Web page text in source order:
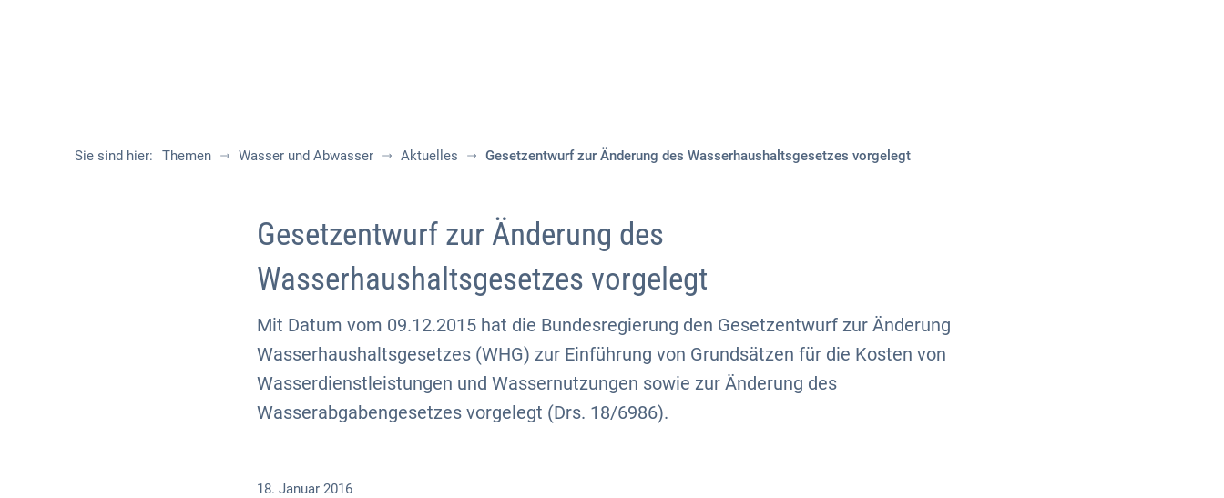
Sie sind hier: Themen Wasser und Abwasser Aktuelles Gesetzentwurf zur Änderung des Wasserhaushaltsgesetzes vorgelegt
Gesetzentwurf zur Änderung des
Wasserhaushaltsgesetzes vorgelegt
Mit Datum vom 09.12.2015 hat die Bundesregierung den Gesetzentwurf zur Änderung
Wasserhaushaltsgesetzes (WHG) zur Einführung von Grundsätzen für die Kosten von
Wasserdienstleistungen und Wassernutzungen sowie zur Änderung des
Wasserabgabengesetzes vorgelegt (Drs. 18/6986).
18. Januar 2016